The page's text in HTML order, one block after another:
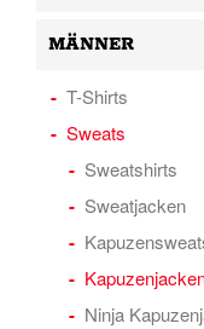
MÄNNER
T-Shirts
Sweats
Sweatshirts
Sweatjacken
Ninja